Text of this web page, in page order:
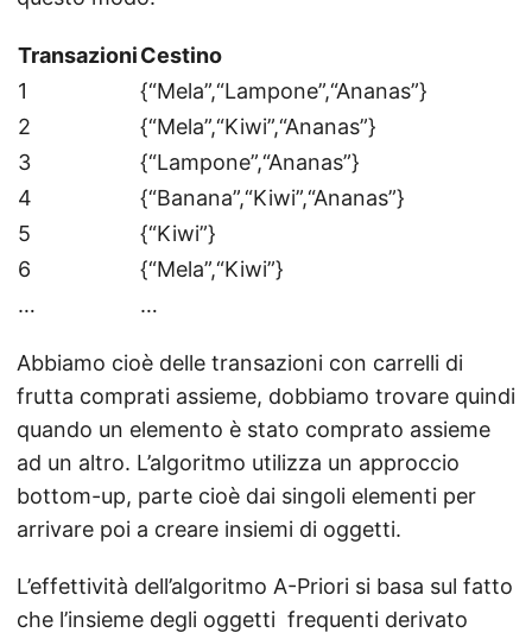
TransazioniCestino
1
{“Mela”,“Lampone”,“Ananas”}
2
{“Mela”,“Kiwi”,“Ananas”}
3
{“Lampone”,“Ananas”}
4
{“Banana”,“Kiwi”,“Ananas”}
5
{“Kiwi”}
6
{“Mela”,“Kiwi”}
…
…
Abbiamo cioè delle transazioni con carrelli di
frutta comprati assieme, dobbiamo trovare quindi
quando un elemento è stato comprato assieme
ad un altro. L’algoritmo utilizza un approccio
bottom-up, parte cioè dai singoli elementi per
arrivare poi a creare insiemi di oggetti.
L’effettività dell’algoritmo A-Priori si basa sul fatto
che l’insieme degli oggetti frequenti derivato